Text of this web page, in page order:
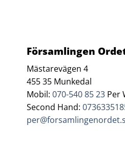
Församlingen
Mästarevägen 4
455 35 Munkedal
Mobil:070-540 85 23 Per
Second Hand: